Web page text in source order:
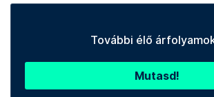
További élő
Mutasd!